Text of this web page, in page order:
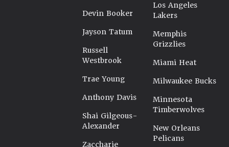
Devin Booker
Jayson Tatum
Russell
Westbrook
Trae Young
Anthony Davis
Shai Gilgeous-
Alexander
Zaccharie
Los Angeles
Lakers
Memphis
Grizzlies
Miami Heat
Milwaukee Bucks
Minnesota
Timberwolves
New Orleans
Pelicans